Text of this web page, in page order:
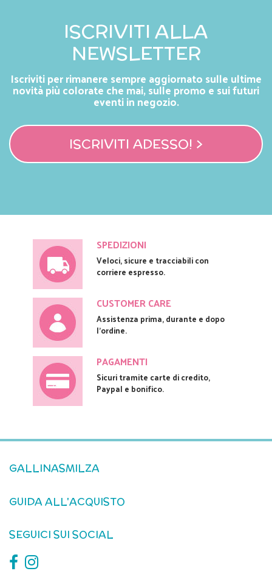
ISCRIVITI ALLA
NEWSLETTER
Iscriviti per rimanere sempre aggiornato sulle ultime
novità più colorate che mai, sulle promo e sui futuri
eventi in negozio.
ISCRIVITI ADESSO! >
SPEDIZIONI
Veloci, sicure e tracciabili con
corriere espresso.
CUSTOMER CARE
Assistenza prima, durante e dopo
l'ordine.
PAGAMENTI
Sicuri tramite carte di credito,
Paypal e bonifico.
GALLINASMILZA
GUIDA ALL'ACQUISTO
SEGUICI SUI SOCIAL